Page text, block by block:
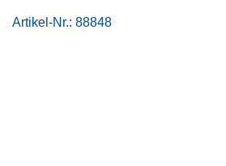
Artikel-Nr.: 88848